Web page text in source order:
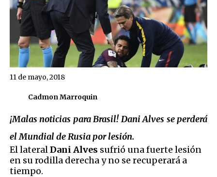
Cadmon Marroquin
11 de mayo, 2018
¡Malas noticias para Brasil! Dani Alves se perderá
el Mundial de Rusia por lesión.
El lateralDani Alves sufrió una fuerte lesión
en su rodilla derecha y no se recuperará a
tiempo.